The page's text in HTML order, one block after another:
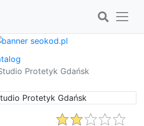
Protetyk Gdańsk